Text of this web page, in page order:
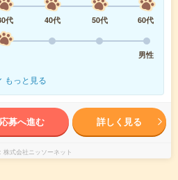
代 40代 50代
60代
男性
もっと見る
応募へ進む 詳しく見る
株式会社ニッソーネット